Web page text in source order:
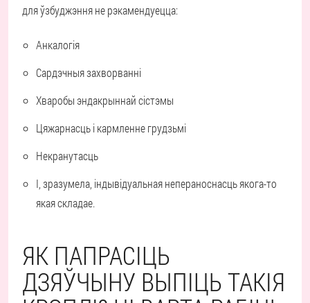
для ўзбуджэння не рэкамендуецца:
Анкалогія
Сардэчныя захворванні
Хваробы эндакрыннай сістэмы
Цяжарнасць і кармленне грудзьмі
Некранутасць
І, зразумела, індывідуальная непераноснасць якога-то
якая складае.
ЯК ПАПРАСІЦЬ
ДЗЯЎЧЫНУ ВЫПІЦЬ ТАКІЯ